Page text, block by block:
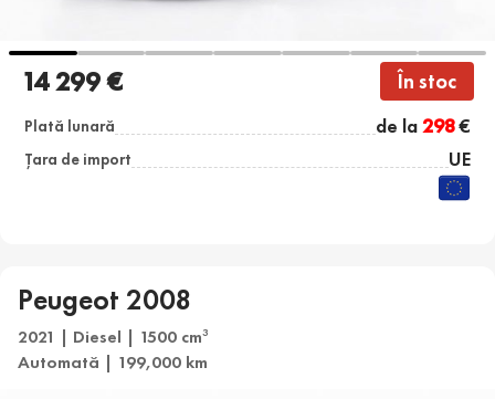
14 299 € În stoc
Plată lunară de la298€
Țara de import UE
Peugeot 2008
2021 | Diesel | 1500 cm3
Automată | 199,000 km